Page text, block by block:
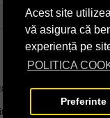
Acest site
vă asigura că
experiență pe
POLITICA
Preferinte
din spatii
dezinfectare si lasati